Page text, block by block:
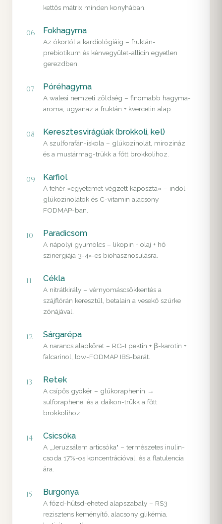
kettős mátrix minden konyhában.
06 Fokhagyma
Az ókortól a kardiológiáig – fruktán-
prebiotikum és kénvegyület-allicin egyetlen
gerezdben.
07 Póréhagyma
A walesi nemzeti zöldség – finomabb hagyma-
aroma, ugyanaz a fruktán + kvercetin alap.
08 Keresztesvirágúak (brokkoli, kel)
A szulforafán-iskola – glükozinolát, mirozináz
és a mustármag-trükk a főtt brokkolihoz.
09 Karfiol
A fehér »egyetemet végzett káposzta« – indol-
glükozinolátok és C-vitamin alacsony
FODMAP-ban.
10 Paradicsom
A nápolyi gyümölcs – likopin + olaj + hő
szinergiája 3-4×-es biohasznosulásra.
11 Cékla
A nitrátkirály – vérnyomáscsökkentés a
szájflórán keresztül, betalain a vesekő szürke
zónájával.
12 Sárgarépa
A narancs alapköret – RG-I pektin + β-karotin +
falcarinol, low-FODMAP IBS-barát.
13 Retek
A csípős gyökér – glükoraphenin →
sulforaphene, és a daikon-trükk a főtt
brokkolihoz.
14 Csicsóka
A „Jeruzsálem articsóka" – természetes inulin-
csoda 17%-os koncentrációval, és a flatulencia
ára.
15 Burgonya
A főzd-hűtsd-eheted alapszabály – RS3
rezisztens keményítő, alacsony glikémia,